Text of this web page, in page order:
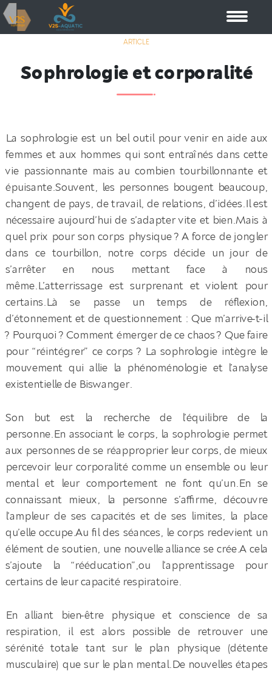
ARTICLE
Sophrologie et corporalité
La sophrologie est un bel outil pour venir en aide aux
femmes et aux hommes qui sont entraînés dans cette
vie passionnante mais au combien tourbillonnante et
épuisante.Souvent, les personnes bougent beaucoup,
changent de pays, de travail, de relations, d’idées.Il est
nécessaire aujourd’hui de s’adapter vite et bien.Mais à
quel prix pour son corps physique ? A force de jongler
dans ce tourbillon, notre corps décide un jour de
s’arrêter en nous mettant face à nous
même.L’atterrissage est surprenant et violent pour
certains.Là se passe un temps de réflexion,
d’étonnement et de questionnement : Que m’arrive-t-il
? Pourquoi ? Comment émerger de ce chaos ? Que faire
pour “réintégrer” ce corps ? La sophrologie intègre le
mouvement qui allie la phénoménologie et l’analyse
existentielle de Biswanger.
Son but est la recherche de l’équilibre de la
personne.En associant le corps, la sophrologie permet
aux personnes de se réapproprier leur corps, de mieux
percevoir leur corporalité comme un ensemble ou leur
mental et leur comportement ne font qu’un.En se
connaissant mieux, la personne s’affirme, découvre
l’ampleur de ses capacités et de ses limites, la place
qu’elle occupe.Au fil des séances, le corps redevient un
élément de soutien, une nouvelle alliance se crée.A cela
s’ajoute la “rééducation”,ou l’apprentissage pour
certains de leur capacité respiratoire.
En alliant bien-être physique et conscience de sa
respiration, il est alors possible de retrouver une
sérénité totale tant sur le plan physique (détente
musculaire) que sur le plan mental.De nouvelles étapes